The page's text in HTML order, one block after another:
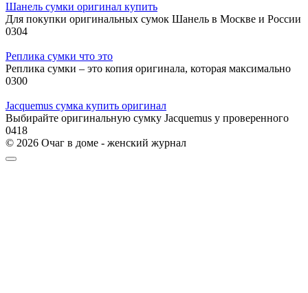
Шанель сумки оригинал купить
Для покупки оригинальных сумок Шанель в Москве и России
0304
Реплика сумки что это
Реплика сумки – это копия оригинала, которая максимально
0300
Jacquemus сумка купить оригинал
Выбирайте оригинальную сумку Jacquemus у проверенного
0418
© 2026 Очаг в доме - женский журнал